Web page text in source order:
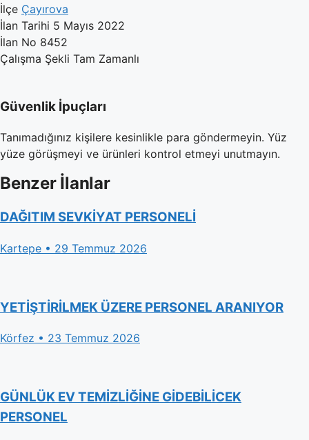
İlçe Çayırova
İlan Tarihi 5 Mayıs 2022
İlan No 8452
Çalışma Şekli Tam Zamanlı
Güvenlik İpuçları
Tanımadığınız kişilere kesinlikle para göndermeyin. Yüz
yüze görüşmeyi ve ürünleri kontrol etmeyi unutmayın.
Benzer İlanlar
DAĞITIM SEVKİYAT PERSONELİ
Kartepe • 29 Temmuz 2026
YETİŞTİRİLMEK ÜZERE PERSONEL ARANIYOR
Körfez • 23 Temmuz 2026
GÜNLÜK EV TEMİZLİĞİNE GİDEBİLİCEK
PERSONEL